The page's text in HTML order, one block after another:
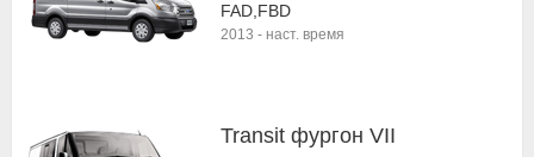
FAD,FBD
2013 - наст. время
Transit фургон VII